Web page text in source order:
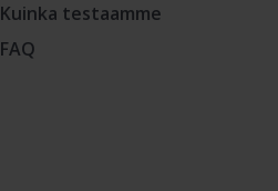
Kuinka testaamme
FAQ